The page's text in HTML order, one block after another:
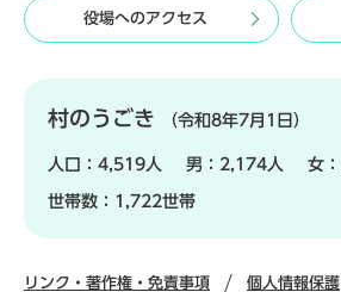
役場へのアクセス
村のうごき （令和8年7月1日）
人口： 4,519人 男： 2,174人 女：
世帯数： 1,722世帯
リンク・著作権・免責事項 個人情報保護